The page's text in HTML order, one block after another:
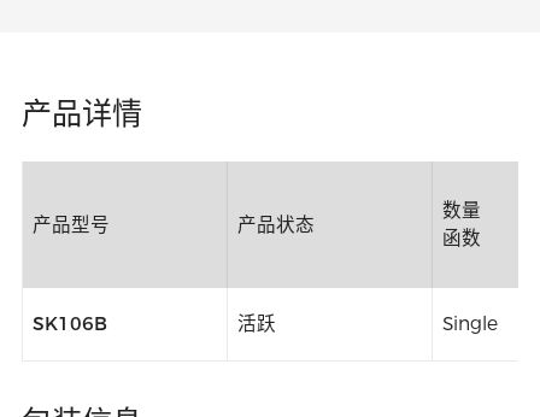
产品详情
产品型号 产品状态
数量
函数
SK106B 活跃 Single